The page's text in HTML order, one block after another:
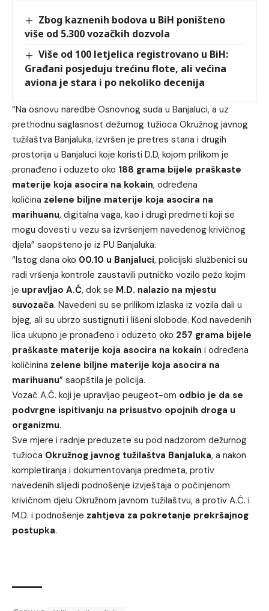
Zbog kaznenih bodova u BiH poništeno
više od 5.300 vozačkih dozvola
Više od 100 letjelica registrovano u BiH:
Građani posjeduju trećinu flote, ali većina
aviona je stara i po nekoliko decenija
“Na osnovu naredbe Osnovnog suda u Banjaluci, a uz
prethodnu saglasnost dežurnog tužioca Okružnog javnog
tužilaštva Banjaluka, izvršen je pretres stana i drugih
prostorija u Banjaluci koje koristi D.D, kojom prilikom je
pronađeno i oduzeto oko 188 grama bijele praškaste
materije koja asocira na kokain, određena
količina zelene biljne materije koja asocira na
marihuanu, digitalna vaga, kao i drugi predmeti koji se
mogu dovesti u vezu sa izvršenjem navedenog krivičnog
djela” saopšteno je iz PU Banjaluka.
“Istog dana oko 00.10 u Banjaluci, policijski službenici su
radi vršenja kontrole zaustavili putničko vozilo pežo kojim
je upravljao A.Ć, dok se M.D. nalazio na mjestu
suvozača. Navedeni su se prilikom izlaska iz vozila dali u
bjeg, ali su ubrzo sustignuti i lišeni slobode. Kod navedenih
lica ukupno je pronađeno i oduzeto oko 257 grama bijele
praškaste materije koja asocira na kokain i određena
količinina zelene biljne materije koja asocira na
marihuanu” saopštila je policija.
Vozač A.Ć. koji je upravljao peugeot-om odbio je da se
podvrgne ispitivanju na prisustvo opojnih droga u
organizmu.
Sve mjere i radnje preduzete su pod nadzorom dežurnog
tužioca Okružnog javnog tužilaštva Banjaluka, a nakon
kompletiranja i dokumentovanja predmeta, protiv
navedenih slijedi podnošenje izvještaja o počinjenom
krivičnom djelu Okružnom javnom tužilaštvu, a protiv A.Ć. i
M.D. i podnošenje zahtjeva za pokretanje prekršajnog
postupka.